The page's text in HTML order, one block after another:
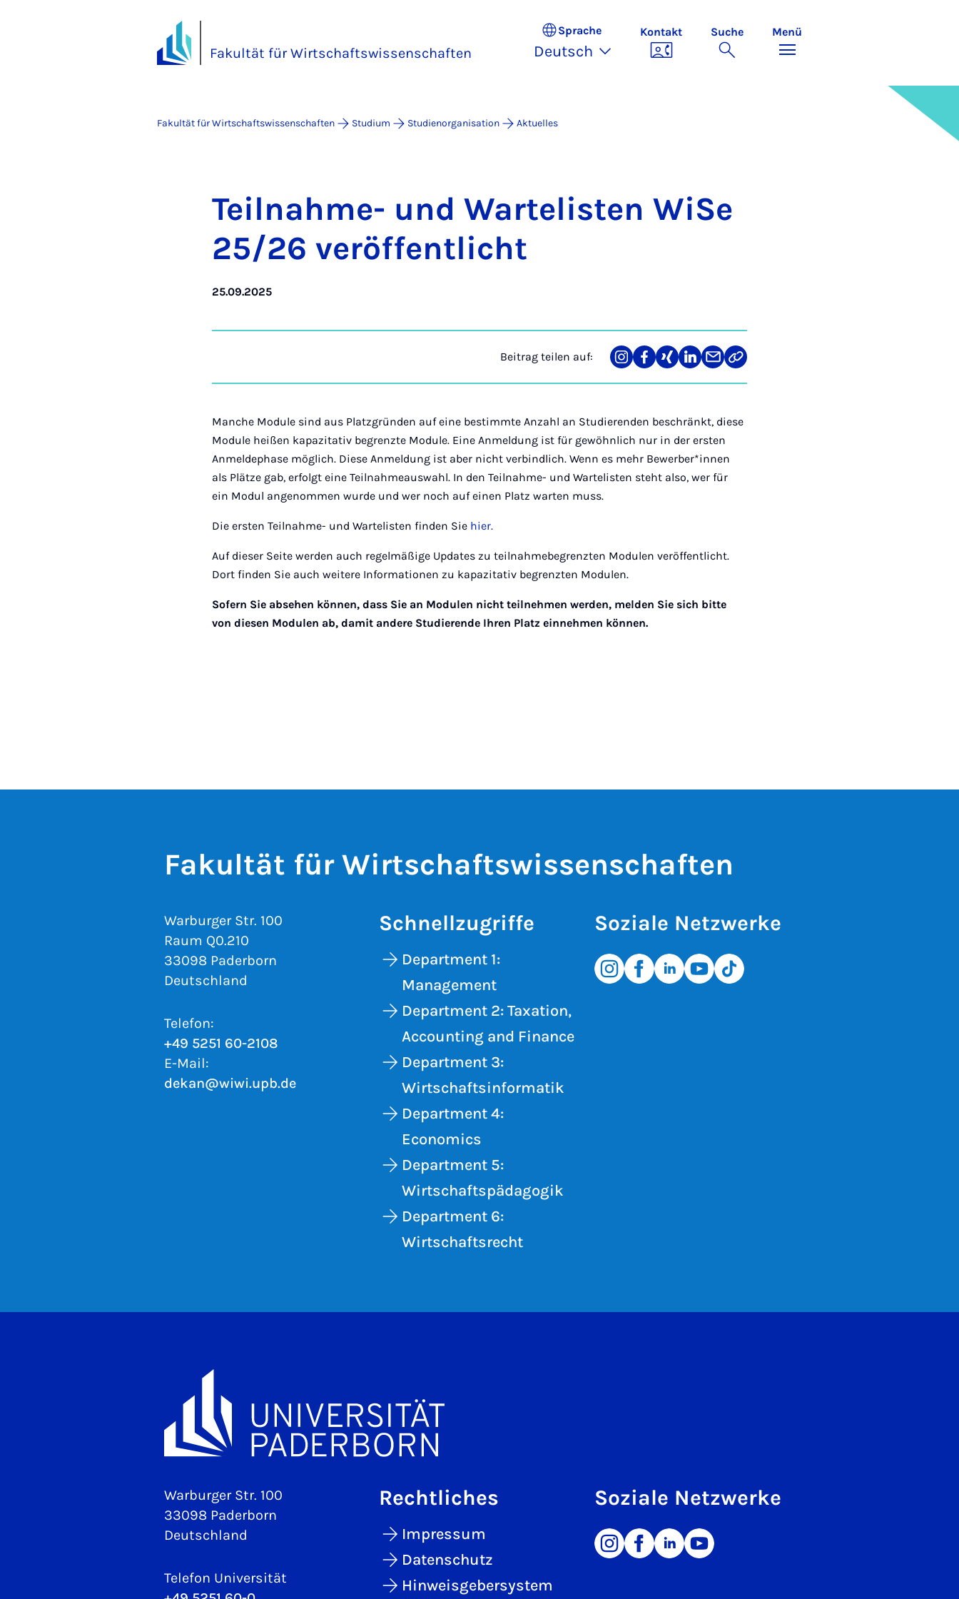
Fakultät für Wirtschaftswissenschaften
Sprache
Deutsch
Kontakt Suche Menü
Fakultät für Wirtschaftswissenschaften Studium Studienorganisation Aktuelles
Teil­nah­me- und War­te­lis­ten Wi­Se
25/26 ver­öf­fent­licht
25.09.2025
Beitrag teilen auf:
Teilen
auf
Teilen
auf
Teilen
auf
Teilen
auf
Teilen
über
Mail
Link
kopieren
Manche Module sind aus Platzgründen auf eine bestimmte Anzahl an Studierenden beschränkt, diese
Module heißen kapazitativ begrenzte Module. Eine Anmeldung ist für gewöhnlich nur in der ersten
Anmeldephase möglich. Diese Anmeldung ist aber nicht verbindlich. Wenn es mehr Bewerber*innen
als Plätze gab, erfolgt eine Teilnahmeauswahl. In den Teilnahme- und Wartelisten steht also, wer für
ein Modul angenommen wurde und wer noch auf einen Platz warten muss.
Die ersten Teilnahme- und Wartelisten finden Sie hier.
Auf dieser Seite werden auch regelmäßige Updates zu teilnahmebegrenzten Modulen veröffentlicht.
Dort finden Sie auch weitere Informationen zu kapazitativ begrenzten Modulen.
Sofern Sie absehen können, dass Sie an Modulen nicht teilnehmen werden, melden Sie sich bitte
von diesen Modulen ab, damit andere Studierende Ihren Platz einnehmen können.
Fakultät für Wirtschaftswissenschaften
Warburger Str. 100
Raum Q0.210
33098 Paderborn
Deutschland
Telefon:
+49 5251 60-2108
E-Mail:
dekan@wiwi.upb.de
Schnellzugriffe
Department 1:
Management
Department 2: Taxation,
Accounting and Finance
Department 3:
Wirtschaftsinformatik
Department 4:
Economics
Department 5:
Wirtschaftspädagogik
Department 6:
Wirtschaftsrecht
Soziale Netzwerke
Warburger Str. 100
33098 Paderborn
Deutschland
Telefon Universität
Rechtliches
Impressum
Datenschutz
Hinweisgebersystem
Soziale Netzwerke